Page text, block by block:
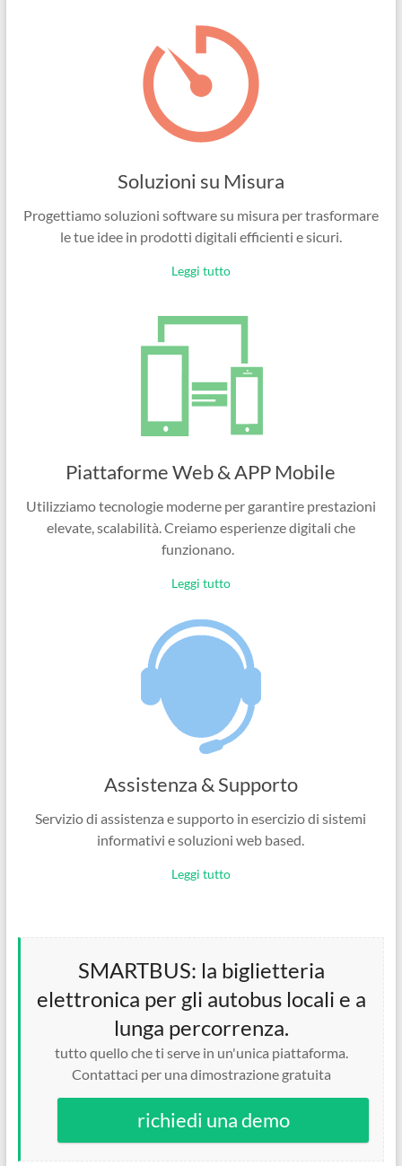
Soluzioni su Misura
Progettiamo soluzioni software su misura per trasformare
le tue idee in prodotti digitali efficienti e sicuri.
Leggi tutto
Piattaforme Web & APP Mobile
Utilizziamo tecnologie moderne per garantire prestazioni
elevate, scalabilità. Creiamo esperienze digitali che
funzionano.
Leggi tutto
Assistenza & Supporto
Servizio di assistenza e supporto in esercizio di sistemi
informativi e soluzioni web based.
Leggi tutto
SMARTBUS: la biglietteria
elettronica per gli autobus locali e a
lunga percorrenza.
tutto quello che ti serve in un'unica piattaforma.
Contattaci per una dimostrazione gratuita
richiedi una demo